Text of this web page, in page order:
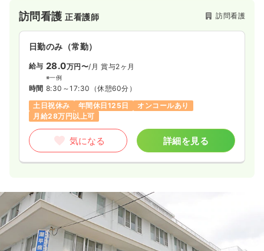
訪問看護正看護師 訪問看護
日勤のみ（常勤）
給与 28.0万円〜/月 賞与2ヶ月
※一例
時間 8:30～17:30 （休憩60分）
土日祝休み
年間休日125日
オンコールあり
月給28万円以上可
気になる 詳細を見る